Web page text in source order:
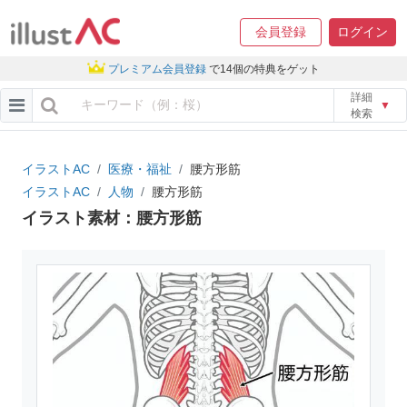
会員登録 ログイン
プレミアム会員登録 で14個の特典をゲット
詳細
検索
▼
イラストAC 医療・福祉
腰方形筋
イラストAC
人物 腰方形筋
イラスト素材：腰方形筋